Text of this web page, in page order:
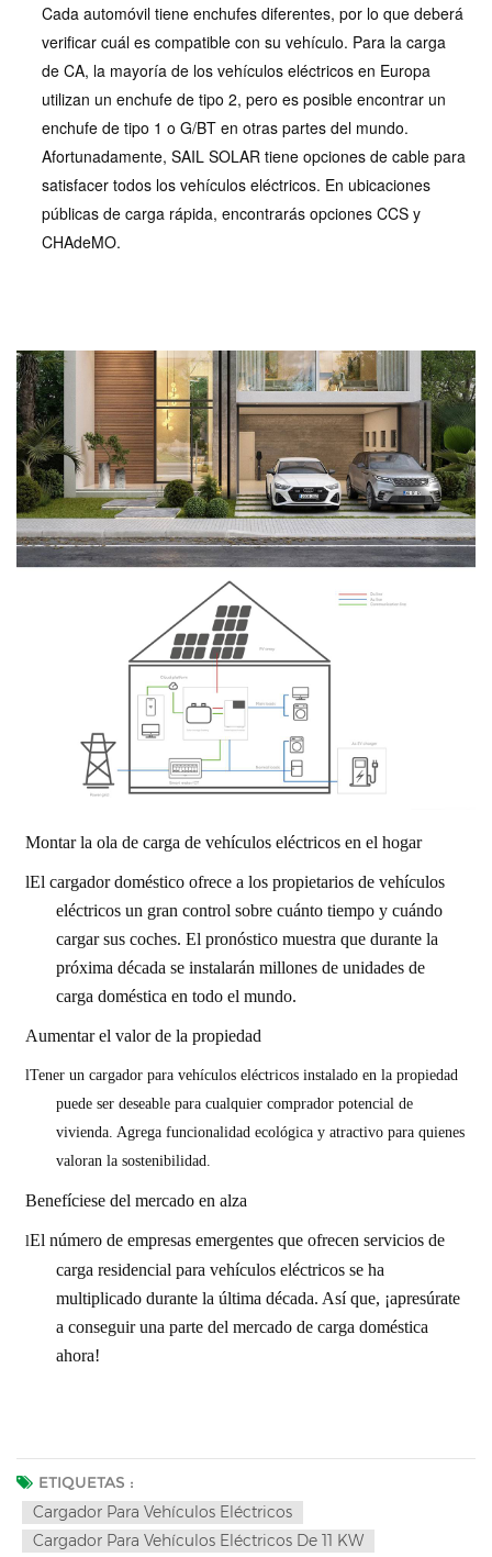
Cada automóvil tiene enchufes diferentes, por lo que deberá
verificar cuál es compatible con su vehículo. Para la carga
de CA, la mayoría de los vehículos eléctricos en Europa
utilizan un enchufe de tipo 2, pero es posible encontrar un
enchufe de tipo 1 o G/BT en otras partes del mundo.
Afortunadamente, SAIL SOLAR tiene opciones de cable para
satisfacer todos los vehículos eléctricos. En ubicaciones
públicas de carga rápida, encontrarás opciones CCS y
CHAdeMO.
Montar la ola de carga de vehículos eléctricos en el hogar
lEl cargador doméstico ofrece a los propietarios de vehículos
eléctricos un gran control sobre cuánto tiempo y cuándo
cargar sus coches. El pronóstico muestra que durante la
próxima década se instalarán millones de unidades de
carga doméstica en todo el mundo.
Aumentar el valor de la propiedad
lTener un cargador para vehículos eléctricos instalado en la propiedad
puede ser deseable para cualquier comprador potencial de
vivienda. Agrega funcionalidad ecológica y atractivo para quienes
valoran la sostenibilidad.
Benefíciese del mercado en alza
lEl número de empresas emergentes que ofrecen servicios de
carga residencial para vehículos eléctricos se ha
multiplicado durante la última década. Así que, ¡apresúrate
a conseguir una parte del mercado de carga doméstica
ahora!
ETIQUETAS :
Cargador Para Vehículos Eléctricos
Cargador Para Vehículos Eléctricos De 11 KW